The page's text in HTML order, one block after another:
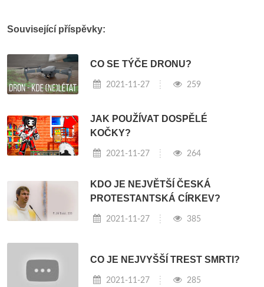
Související příspěvky:
CO SE TÝČE DRONU?
2021-11-27 259
JAK POUŽÍVAT DOSPĚLÉ
KOČKY?
2021-11-27 264
KDO JE NEJVĚTŠÍ ČESKÁ
PROTESTANTSKÁ CÍRKEV?
2021-11-27 385
CO JE NEJVYŠŠÍ TREST SMRTI?
2021-11-27 285